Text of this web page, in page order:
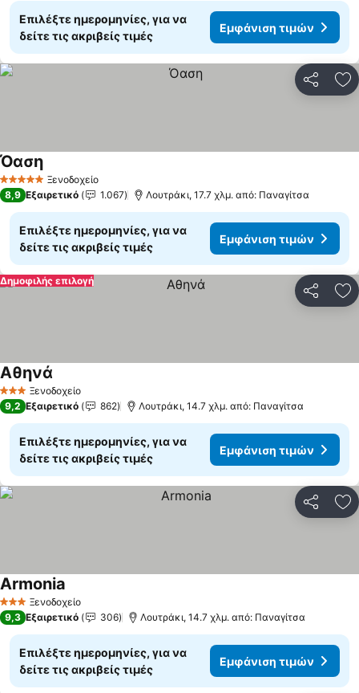
Επιλέξτε ημερομηνίες, για να
δείτε τις ακριβείς τιμές
Εμφάνιση τιμών
5 Αστέρια Ξενοδοχείο
Όαση
8,9 Εξαιρετικό 1.067 Λουτράκι, 17.7 χλμ. από: Παναγίτσα
Επιλέξτε ημερομηνίες, για να
δείτε τις ακριβείς τιμές
Εμφάνιση τιμών
Δημοφιλής επιλογή
3 ΑστέριαΞενοδοχείο
Αθηνά
9,2 Εξαιρετικό 862 Λουτράκι, 14.7 χλμ. από: Παναγίτσα
Επιλέξτε ημερομηνίες, για να
δείτε τις ακριβείς τιμές
Εμφάνιση τιμών
3 ΑστέριαΞενοδοχείο
Armonia
9,3 Εξαιρετικό 306 Λουτράκι, 14.7 χλμ. από: Παναγίτσα
Επιλέξτε ημερομηνίες, για να
δείτε τις ακριβείς τιμές
Εμφάνιση τιμών